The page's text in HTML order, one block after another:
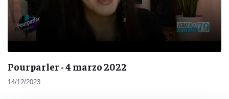
Pourparler - 4 marzo 2022
14/12/2023